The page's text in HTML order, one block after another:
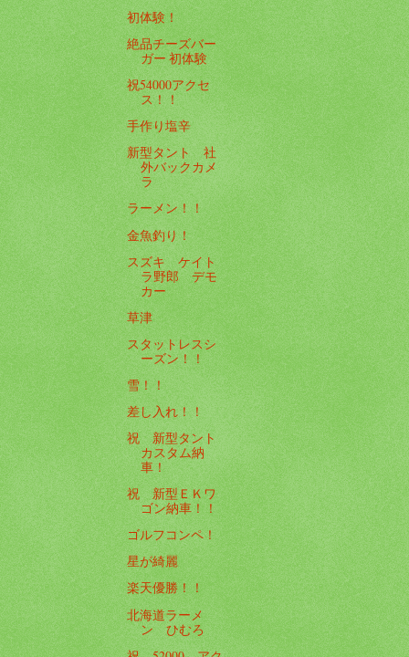
初体験！
絶品チーズバー
ガー 初体験
祝54000アクセ
ス！！
手作り塩辛
新型タント 社
外バックカメ
ラ
ラーメン！！
金魚釣り！
スズキ ケイト
ラ野郎 デモ
カー
草津
スタットレスシ
ーズン！！
雪！！
差し入れ！！
祝 新型タント
カスタム納
車！
祝 新型ＥＫワ
ゴン納車！！
ゴルフコンペ！
星が綺麗
楽天優勝！！
北海道ラーメ
ン ひむろ